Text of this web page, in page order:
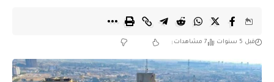
قبل 5 سنوات 7 مشاهدات